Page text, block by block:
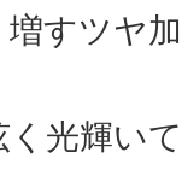
すツヤ
光輝い